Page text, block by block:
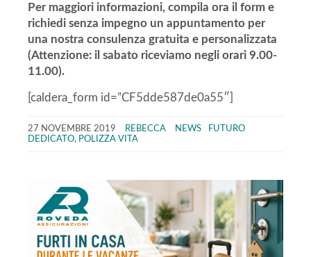
Per maggiori informazioni, compila ora il form e
richiedi senza impegno un appuntamento per
una nostra consulenza gratuita e personalizzata
(Attenzione: il sabato riceviamo negli orari 9.00-
11.00).
[caldera_form id=”CF5dde587de0a55″]
27 NOVEMBRE 2019 REBECCA NEWS
FUTURO
DEDICATO, POLIZZA VITA